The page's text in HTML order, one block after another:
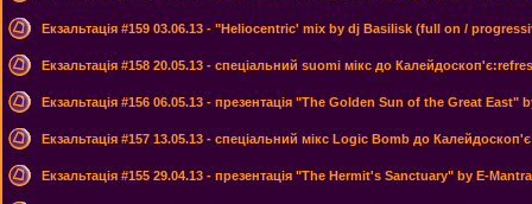
Екзальтація #159 03.06.13 - "Heliocentric' mix by dj Basilisk (full on /
Екзальтація #158 20.05.13 - спеціальний suomi мікс до
Екзальтація #156 06.05.13 - презентація "The Golden Sun of the Great East"
Екзальтація #157 13.05.13 - спеціальний мікс Logic Bomb до
Екзальтація #155 29.04.13 - презентація "The Hermit's Sanctuary" by E-